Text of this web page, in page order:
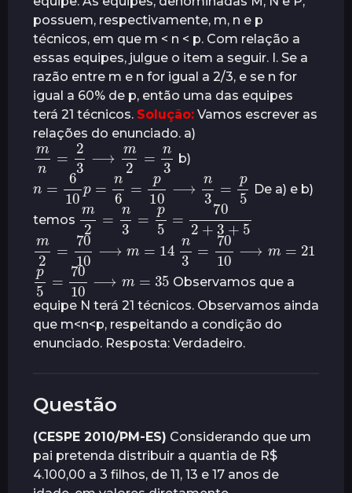
possuem, respectivamente, m, n e p
técnicos, em que m < n < p. Com relação a
essas equipes, julgue o item a seguir. I. Se a
razão entre m e n for igual a 2/3, e se n for
igual a 60% de p, então uma das equipes
terá 21 técnicos. Solução: Vamos escrever as
relações do enunciado. a)
m 2 m2 3
b)
6 n 10 3=
De a) e b)
temos
m =n p5 +3+
m
70 14 n = 7010
21
p
70 35
Observamos que a
equipe N terá 21 técnicos. Observamos ainda
que m<n<p, respeitando a condição do
enunciado. Resposta: Verdadeiro.
Questão
(CESPE 2010/PM-ES) Considerando que um
pai pretenda distribuir a quantia de R$
4.100,00 a 3 filhos, de 11, 13 e 17 anos de